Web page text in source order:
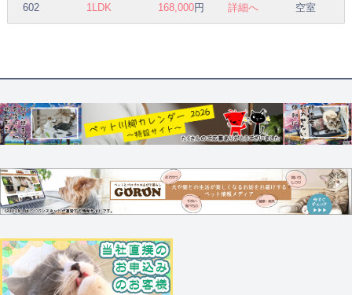
602 1LDK 168,000円 詳細へ 空室